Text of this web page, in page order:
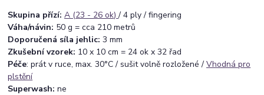
Skupina přízí: A (23 - 26 ok)/ 4 ply / fingering
Váha/návin: 50 g = cca 210 metrů
Doporučená síla jehlic: 3 mm
Zkušební vzorek: 10 x 10 cm = 24 ok x 32 řad
Péče: prát v ruce, max. 30°C / sušit volně rozložené /Vhodná pro
plstění
Superwash: ne